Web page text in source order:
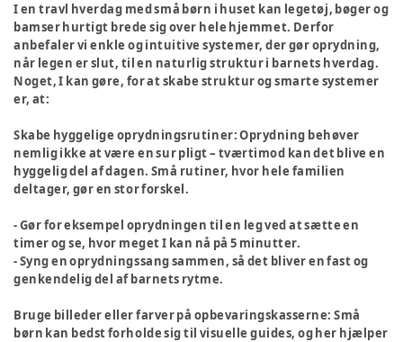
I en travl hverdag med små børn i huset kan legetøj, bøger og
bamser hurtigt brede sig over hele hjemmet. Derfor
anbefaler vi enkle og intuitive systemer, der gør oprydning,
når legen er slut, til en naturlig struktur i barnets hverdag.
Noget, I kan gøre, for at skabe struktur og smarte systemer
er, at:
Skabe hyggelige oprydningsrutiner: Oprydning behøver
nemlig ikke at være en sur pligt – tværtimod kan det blive en
hyggelig del af dagen. Små rutiner, hvor hele familien
deltager, gør en stor forskel.
- Gør for eksempel oprydningen til en leg ved at sætte en
timer og se, hvor meget I kan nå på 5 minutter.
- Syng en oprydningssang sammen, så det bliver en fast og
genkendelig del af barnets rytme.
Bruge billeder eller farver på opbevaringskasserne: Små
børn kan bedst forholde sig til visuelle guides, og her hjælper